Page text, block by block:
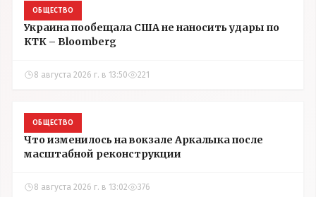
ОБЩЕСТВО
Украина пообещала США не наносить удары по
КТК – Bloomberg
8 августа 2026 г. в 13:50 221
ОБЩЕСТВО
Что изменилось на вокзале Аркалыка после
масштабной реконструкции
8 августа 2026 г. в 13:02 376